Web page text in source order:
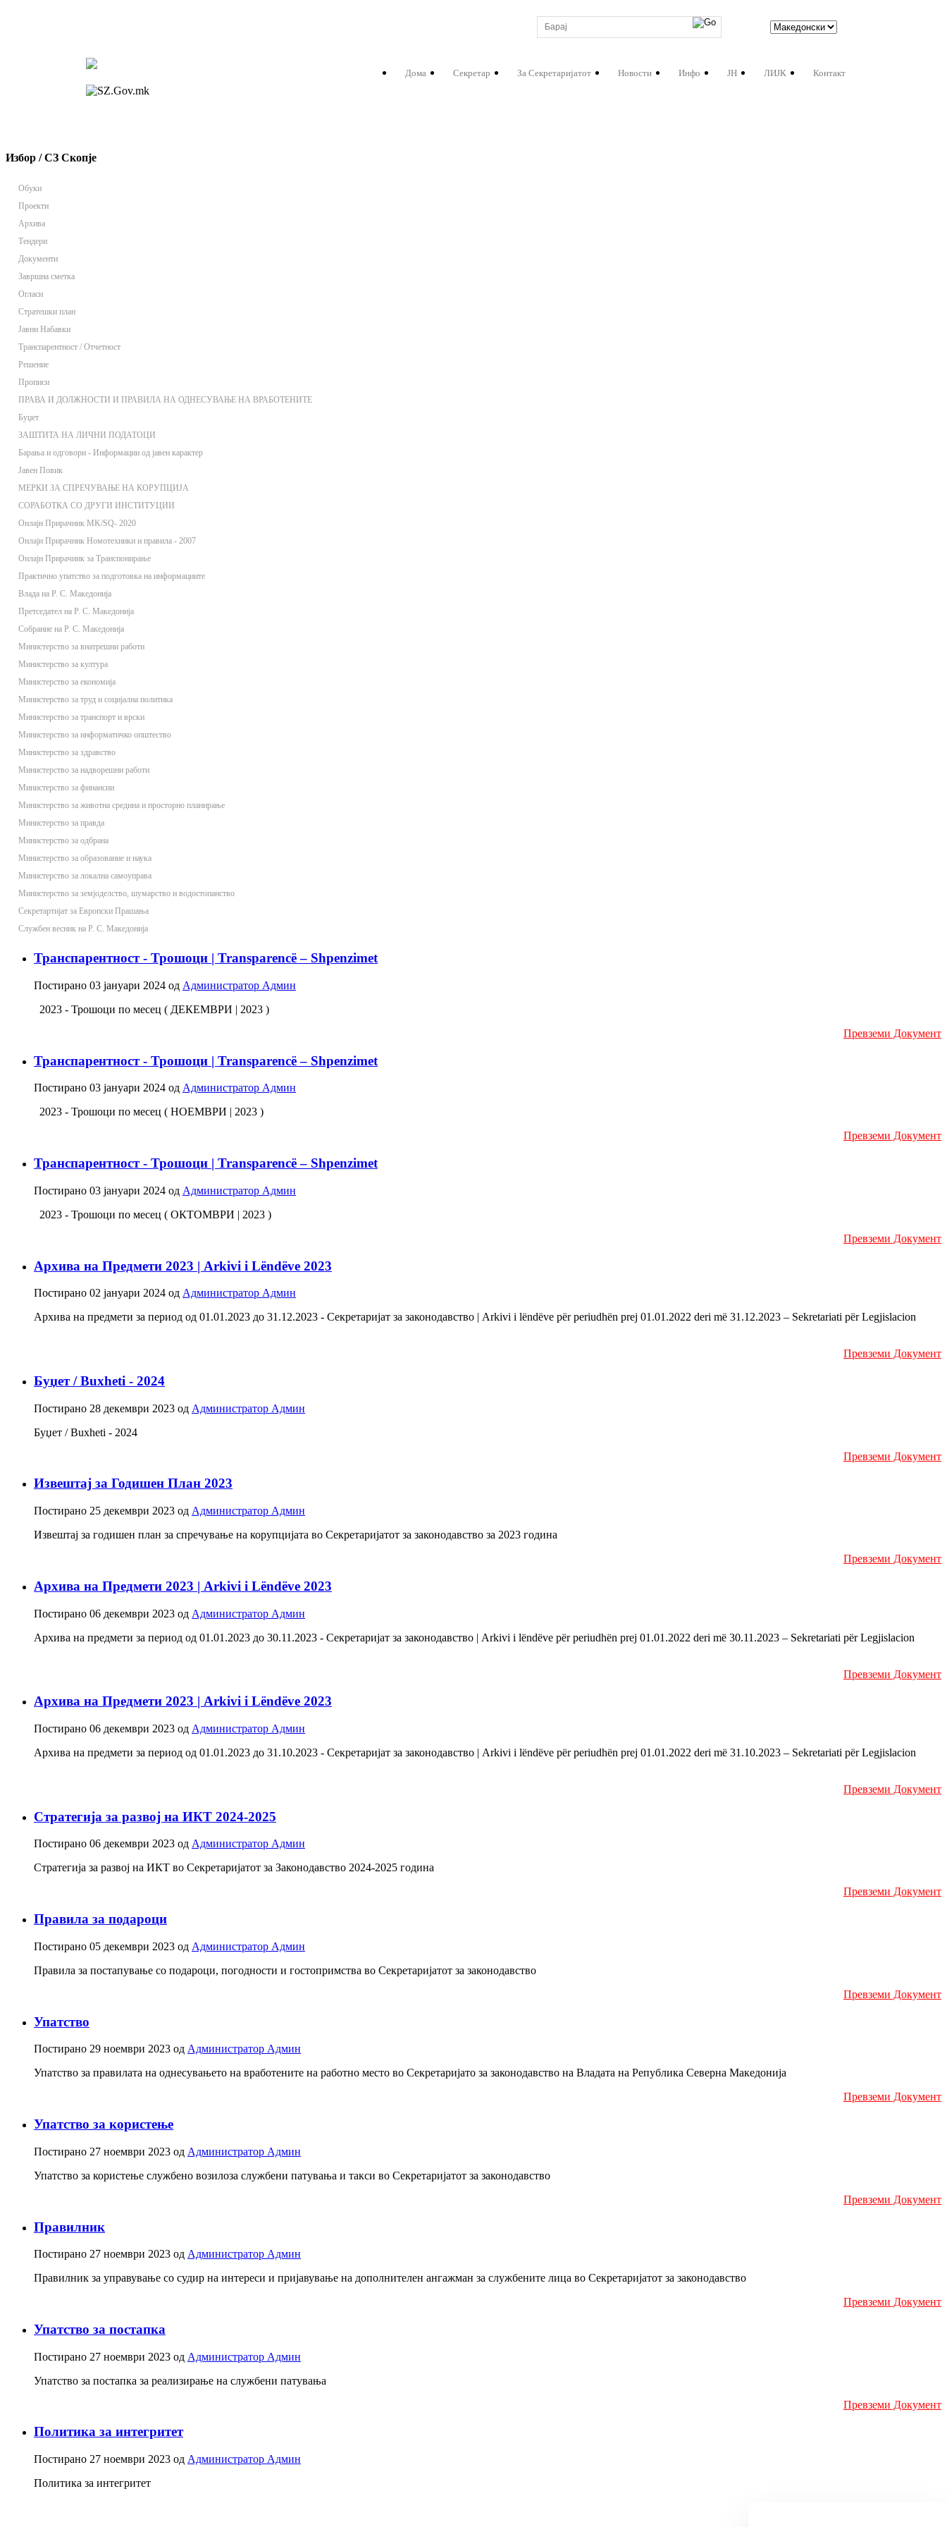
Дома Секретар За Секретаријатот Новости Инфо ЈН ЛИЈК Контакт
Избор / СЗ Скопје
Обуки
Проекти
Архива
Тендери
Документи
Завршна сметка
Огласи
Стратешки план
Јавни Набавки
Транспарентност / Отчетност
Решение
Прописи
ПРАВА И ДОЛЖНОСТИ И ПРАВИЛА НА ОДНЕСУВАЊЕ НА ВРАБОТЕНИТЕ
Буџет
ЗАШТИТА НА ЛИЧНИ ПОДАТОЦИ
Барања и одговори - Информации од јавен карактер
Јавен Повик
МЕРКИ ЗА СПРЕЧУВАЊЕ НА КОРУПЦИЈА
СОРАБОТКА СО ДРУГИ ИНСТИТУЦИИ
Онлaјн Прирачник MK/SQ- 2020
Онлаjн Прирачник Номотехники и правила - 2007
Онлаjн Прирачник за Транспонирање
Практично упатство за подготовка на информациите
Влада на Р. С. Македонија
Претседател на Р. С. Македонија
Собрание на Р. С. Македонија
Министерство за внатрешни работи
Министерство за култура
Министерство за економија
Министерство за труд и социјална политика
Министерство за транспорт и врски
Министерство за информатичко општество
Министерство за здравство
Министерство за надворешни работи
Министерство за финансии
Министерство за животна средина и просторно планирање
Министерство за правда
Министерство за одбрана
Министерство за образование и наука
Министерство за локална самоуправа
Министерство за земјоделство, шумарство и водостопанство
Секретартијат за Европски Прашања
Службен весник на Р. С. Македонија
Транспарентност - Трошоци | Transparencë – Shpenzimet
Постирано 03 јануари 2024 од Администратор Админ
2023 - Трошоци по месец ( ДЕКЕМВРИ | 2023 )
Превземи Документ
Транспарентност - Трошоци | Transparencë – Shpenzimet
Постирано 03 јануари 2024 од Администратор Админ
2023 - Трошоци по месец ( НОЕМВРИ | 2023 )
Превземи Документ
Транспарентност - Трошоци | Transparencë – Shpenzimet
Постирано 03 јануари 2024 од Администратор Админ
2023 - Трошоци по месец ( ОКТОМВРИ | 2023 )
Превземи Документ
Архива на Предмети 2023 | Arkivi i Lëndëve 2023
Постирано 02 јануари 2024 од Администратор Админ
Архива на предмети за период од 01.01.2023 до 31.12.2023 - Секретаријат за законодавство | Arkivi i lëndëve për periudhën prej 01.01.2022 deri më 31.12.2023 – Sekretariati për Legjislacion
Превземи Документ
Буџет / Buxheti - 2024
Постирано 28 декември 2023 од Администратор Админ
Буџет / Buxheti - 2024
Превземи Документ
Извештај за Годишен План 2023
Постирано 25 декември 2023 од Администратор Админ
Извештај за годишен план за спречување на корупцијата во Секретаријатот за законодавство за 2023 година
Превземи Документ
Архива на Предмети 2023 | Arkivi i Lëndëve 2023
Постирано 06 декември 2023 од Администратор Админ
Архива на предмети за период од 01.01.2023 до 30.11.2023 - Секретаријат за законодавство | Arkivi i lëndëve për periudhën prej 01.01.2022 deri më 30.11.2023 – Sekretariati për Legjislacion
Превземи Документ
Архива на Предмети 2023 | Arkivi i Lëndëve 2023
Постирано 06 декември 2023 од Администратор Админ
Архива на предмети за период од 01.01.2023 до 31.10.2023 - Секретаријат за законодавство | Arkivi i lëndëve për periudhën prej 01.01.2022 deri më 31.10.2023 – Sekretariati për Legjislacion
Превземи Документ
Стратегија за развој на ИКТ 2024-2025
Постирано 06 декември 2023 од Администратор Админ
Стратегија за развој на ИКТ во Секретаријатот за Законодавство 2024-2025 година
Превземи Документ
Правила за подароци
Постирано 05 декември 2023 од Администратор Админ
Правила за постапување со подароци, погодности и гостопримства во Секретаријатот за законодавство
Превземи Документ
Упатство
Постирано 29 ноември 2023 од Администратор Админ
Упатство за правилата на однесувањето на вработените на работно место во Секретаријато за законодавство на Владата на Република Северна Македонија
Превземи Документ
Упатство за користење
Постирано 27 ноември 2023 од Администратор Админ
Упатство за користење службено возилоза службени патувања и такси во Секретаријатот за законодавство
Превземи Документ
Правилник
Постирано 27 ноември 2023 од Администратор Админ
Правилник за управување со судир на интереси и пријавување на дополнителен ангажман за службените лица во Секретаријатот за законодавство
Превземи Документ
Упатство за постапка
Постирано 27 ноември 2023 од Администратор Админ
Упатство за постапка за реализирање на службени патувања
Превземи Документ
Политика за интегритет
Постирано 27 ноември 2023 од Администратор Админ
Политика за интегритет